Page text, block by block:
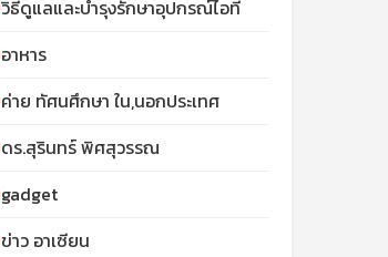
วิธีดูแลและบำรุงรักษาอุปกรณ์ไอที
อาหาร
ค่าย ทัศนศึกษา ใน,นอกประเทศ
ดร.สุรินทร์ พิศสุวรรณ
gadget
ข่าว อาเซียน